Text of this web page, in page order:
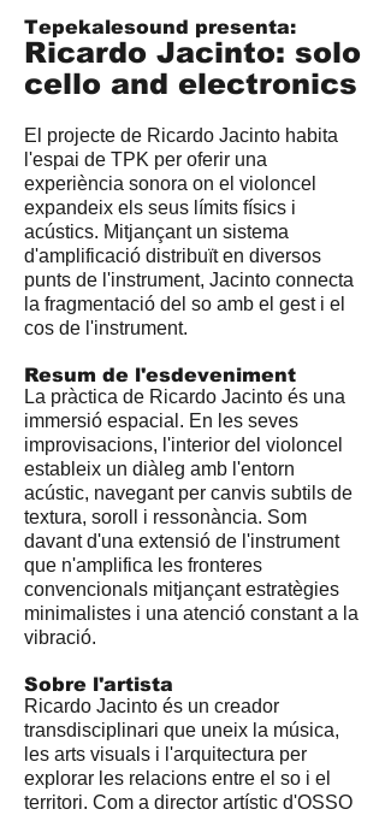
Tepekalesound presenta:
Ricardo Jacinto: solo
cello and electronics
El projecte de Ricardo Jacinto habita
l'espai de TPK per oferir una
experiència sonora on el violoncel
expandeix els seus límits físics i
acústics. Mitjançant un sistema
d'amplificació distribuït en diversos
punts de l'instrument, Jacinto connecta
la fragmentació del so amb el gest i el
cos de l'instrument.
Resum de l'esdeveniment
La pràctica de Ricardo Jacinto és una
immersió espacial. En les seves
improvisacions, l'interior del violoncel
estableix un diàleg amb l'entorn
acústic, navegant per canvis subtils de
textura, soroll i ressonància. Som
davant d'una extensió de l'instrument
que n'amplifica les fronteres
convencionals mitjançant estratègies
minimalistes i una atenció constant a la
vibració.
Sobre l'artista
Ricardo Jacinto és un creador
transdisciplinari que uneix la música,
les arts visuals i l'arquitectura per
explorar les relacions entre el so i el
territori. Com a director artístic d'OSSO